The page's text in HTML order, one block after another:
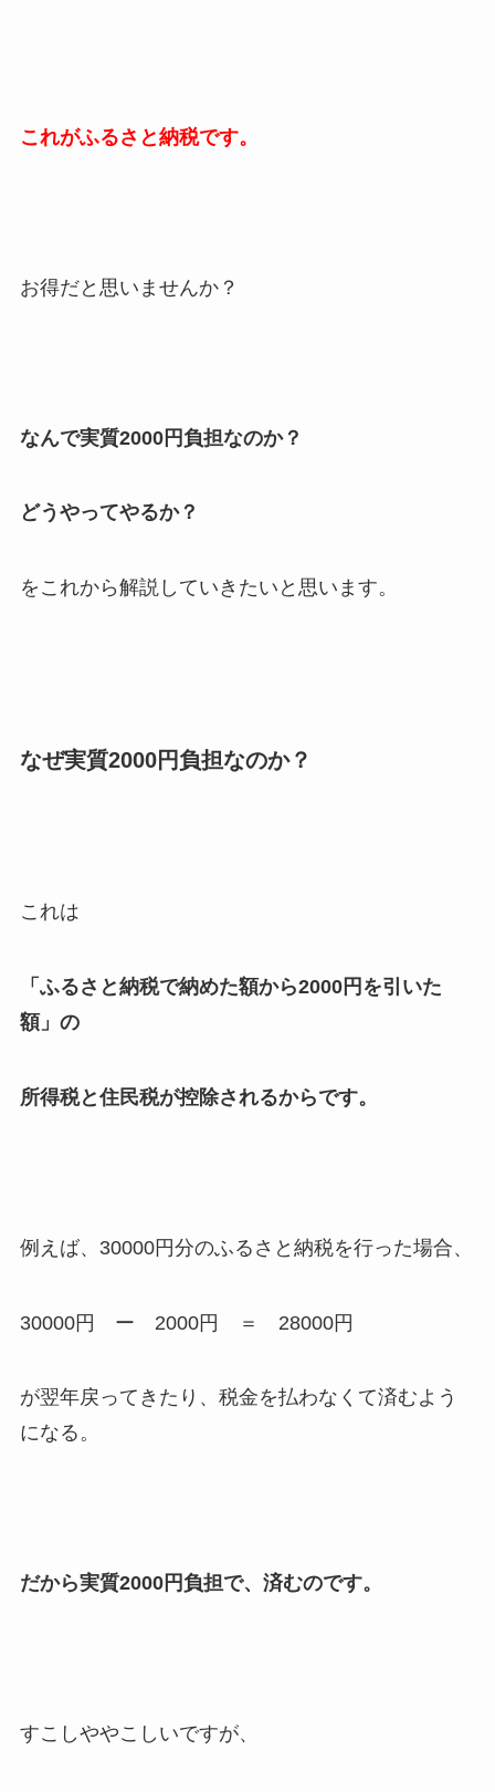
これがふるさと納税です。
お得だと思いませんか？
なんで実質2000円負担なのか？
どうやってやるか？
をこれから解説していきたいと思います。
なぜ実質2000円負担なのか？
これは
「ふるさと納税で納めた額から2000円を引いた
額」の
所得税と住民税が控除されるからです。
例えば、30000円分のふるさと納税を行った場合、
30000円 ー 2000円 ＝ 28000円
が翌年戻ってきたり、税金を払わなくて済むよう
になる。
だから実質2000円負担で、済むのです。
すこしややこしいですが、